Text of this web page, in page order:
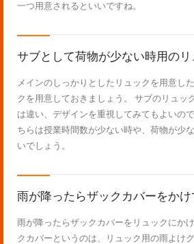
一つ用意されるといいですね。
サブとして荷物が少ない時用のリ
メインのしっかりとしたリュックを用意し
クを用意しておきましょう。 サブのリュッ
は違い、デザインを重視してみてもよいの
ちらは授業時間数が少ない時や、荷物が少
いでしょう。
雨が降ったらザックカバーをかけ
雨が降ったらザックカバーをリュックにか
クカバーというのは、リュック用の雨よけ